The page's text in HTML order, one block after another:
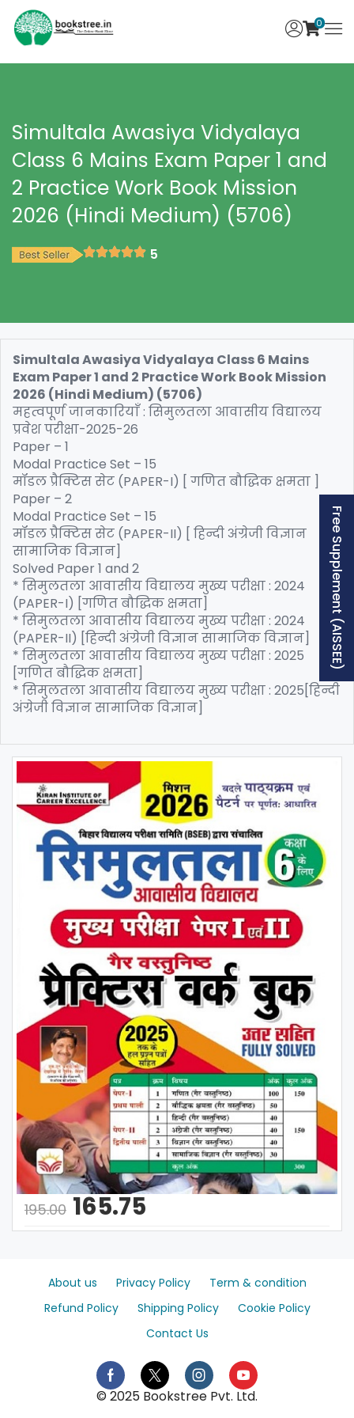
0
Simultala Awasiya Vidyalaya
Class 6 Mains Exam Paper 1 and
2 Practice Work Book Mission
2026 (Hindi Medium) (5706)
5
Simultala Awasiya Vidyalaya Class 6 Mains
Exam Paper 1 and 2 Practice Work Book Mission
2026 (Hindi Medium) (5706)
महत्वपूर्ण जानकारियाँ : सिमुलतला आवासीय विद्यालय
प्रवेश परीक्षा-2025-26
Paper – 1
Modal Practice Set – 15
मॉडल प्रैक्टिस सेट (PAPER-I) [ गणित बौद्धिक क्षमता ]
Paper – 2
Modal Practice Set – 15
मॉडल प्रैक्टिस सेट (PAPER-II) [ हिन्दी अंग्रेजी विज्ञान
सामाजिक विज्ञान]
Solved Paper 1 and 2
* सिमुलतला आवासीय विद्यालय मुख्य परीक्षा : 2024
(PAPER-I) [गणित बौद्धिक क्षमता]
* सिमुलतला आवासीय विद्यालय मुख्य परीक्षा : 2024
(PAPER-II) [हिन्दी अंग्रेजी विज्ञान सामाजिक विज्ञान]
* सिमुलतला आवासीय विद्यालय मुख्य परीक्षा : 2025
[गणित बौद्धिक क्षमता]
* सिमुलतला आवासीय विद्यालय मुख्य परीक्षा : 2025[हिन्दी
अंग्रेजी विज्ञान सामाजिक विज्ञान]
195.00 165.75
© 2025 Bookstree Pvt. Ltd.
About us Privacy Policy
Term & condition
Refund Policy
Shipping Policy
Cookie Policy
Contact Us
Free Supplement (AISSEE)